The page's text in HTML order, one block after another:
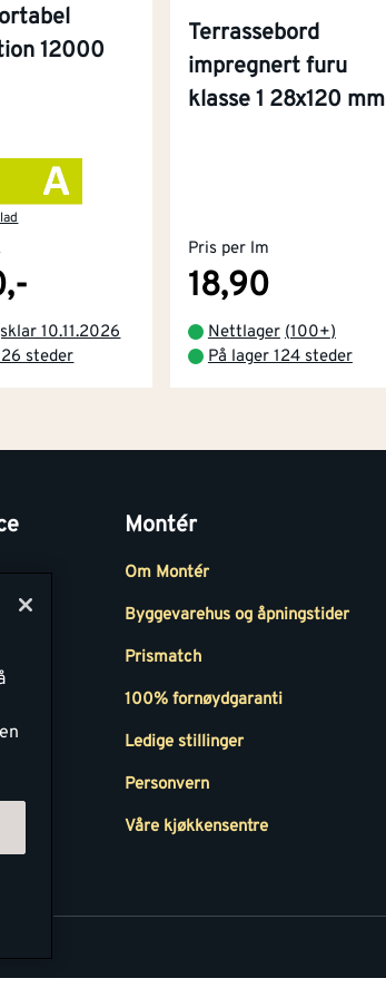
12000
10.11.2026
steder
Terrassebord
impregnert furu
klasse 1 28x120 mm
Pris per lm
18,90
Nettlager (100+)
På lager 124 steder
Montér
Om Montér
Byggevarehus og åpningstider
Prismatch
100% fornøydgaranti
Ledige stillinger
Personvern
Våre kjøkkensentre